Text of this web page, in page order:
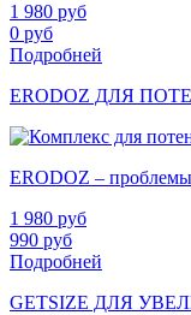
1 980 руб
0 руб
Подробней
ERODOZ ДЛЯ
ERODOZ – проблемы
1 980 руб
990 руб
Подробней
GETSIZE ДЛЯ